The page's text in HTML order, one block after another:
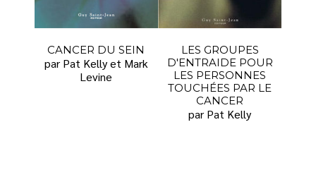
CANCER DU SEIN
par Pat Kelly et Mark
Levine
LES GROUPES
D'ENTRAIDE POUR
LES PERSONNES
TOUCHÉES PAR LE
CANCER
par Pat Kelly